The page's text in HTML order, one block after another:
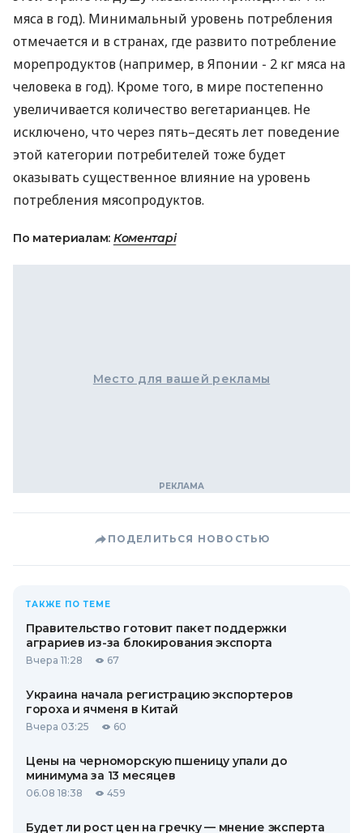
мяса в год). Минимальный уровень потребления
отмечается и в странах, где развито потребление
морепродуктов (например, в Японии - 2 кг мяса на
человека в год). Кроме того, в мире постепенно
увеличивается количество вегетарианцев. Не
исключено, что через пять–десять лет поведение
этой категории потребителей тоже будет
оказывать существенное влияние на уровень
потребления мясопродуктов.
По материалам: Коментарі
Место для вашей рекламы
ПОДЕЛИТЬСЯ НОВОСТЬЮ
ТАКЖЕ ПО ТЕМЕ
Правительство готовит пакет поддержки
аграриев из-за блокирования экспорта
Вчера 11:28 67
Украина начала регистрацию экспортеров
гороха и ячменя в Китай
Вчера 03:25 60
Цены на черноморскую пшеницу упали до
минимума за 13 месяцев
06.08 18:38 459
Будет ли рост цен на гречку — мнение эксперта